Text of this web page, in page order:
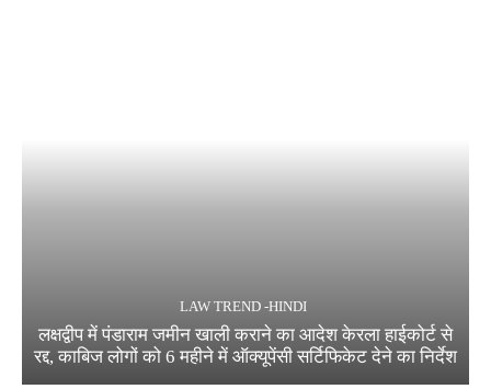
LAW TREND -HINDI
लक्षद्वीप में पंडाराम जमीन खाली कराने का आदेश केरला हाईकोर्ट से
रद्द, काबिज लोगों को 6 महीने में ऑक्यूपेंसी सर्टिफिकेट देने का निर्देश